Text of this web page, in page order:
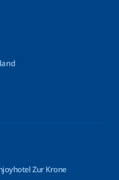
Zur Krone